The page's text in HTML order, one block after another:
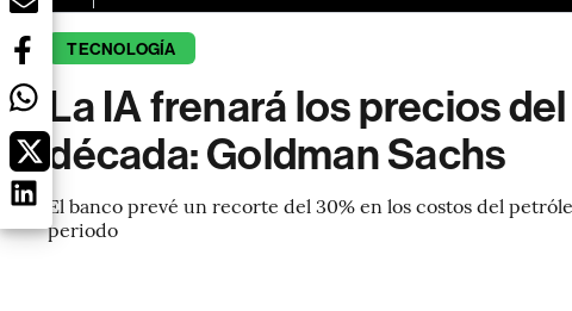
TECNOLOGÍA
La IA frenará los precios
década: Goldman Sachs
El banco prevé un recorte del 30% en los costos del
periodo